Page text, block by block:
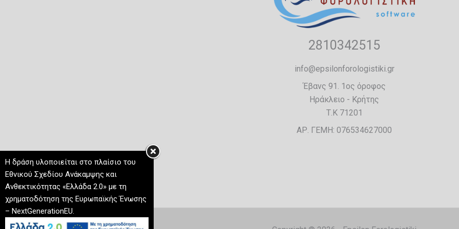
2810342515
info@epsilonforologistiki.gr
Έβανς 91. 1ος όροφος
Ηράκλειο - Κρήτης
Τ.Κ 71201
ΑΡ. ΓΕΜΗ: 076534627000
Η δράση υλοποιείται στο πλαίσιο του
Εθνικού Σχεδίου Ανάκαμψης και
Ανθεκτικότητας «Ελλάδα 2.0» με τη
χρηματοδότηση της Ευρωπαϊκής Ένωσης
– NextGenerationEU.